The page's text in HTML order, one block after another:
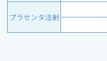
プラセンタ注射